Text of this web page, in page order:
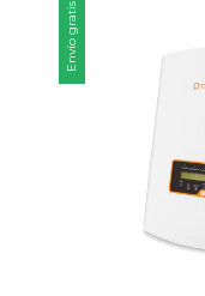
Envío gratis